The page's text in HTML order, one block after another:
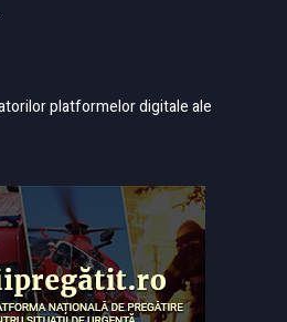
platformelor digitale ale